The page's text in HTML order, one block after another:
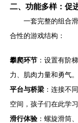
二、功能多样：促
一套完整的组合
合性的游戏结构：
攀爬环节 ：设置有阶
力、肌肉力量和勇气。
平台与桥梁 ：连接不
空间，孩子们在此学
滑行体验 ：螺旋滑筒